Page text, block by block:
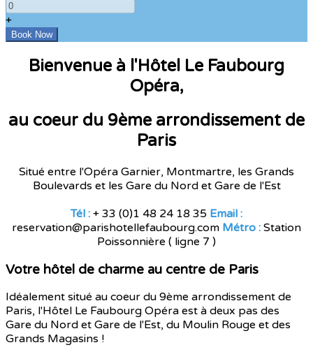
+
Bienvenue à l'Hôtel Le Faubourg
Opéra,
au coeur du 9ème arrondissement de
Paris
Situé entre l'Opéra Garnier, Montmartre, les Grands
Boulevards et les Gare du Nord et Gare de l'Est
Tél : + 33 (0)1 48 24 18 35 Email :
reservation@parishotellefaubourg.com Métro : Station
Poissonnière ( ligne 7 )
Votre hôtel de charme au centre de Paris
Idéalement situé au coeur du 9ème arrondissement de
Paris, l'Hôtel Le Faubourg Opéra est à deux pas des
Gare du Nord et Gare de l'Est, du Moulin Rouge et des
Grands Magasins !